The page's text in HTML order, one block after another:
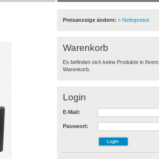
Preisanzeige ändern: » Nettopreise
Warenkorb
Es befinden sich keine Produkte in Ihrem
Warenkorb.
Login
E-Mail:
Passwort: